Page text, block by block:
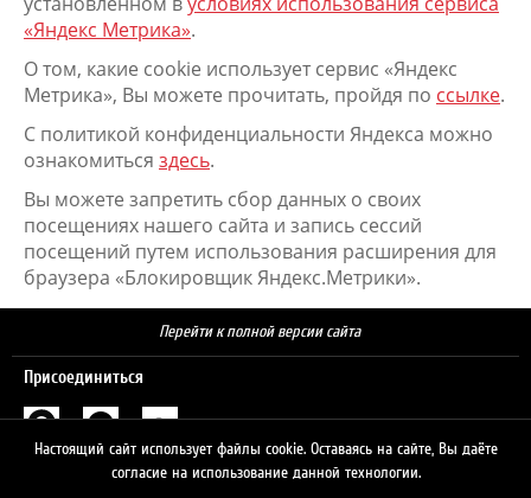
«Яндекс Метрика».
О том, какие cookie использует сервис «Яндекс
Метрика», Вы можете прочитать, пройдя по ссылке.
С политикой конфиденциальности Яндекса можно
ознакомиться здесь.
Вы можете запретить сбор данных о своих
посещениях нашего сайта и запись сессий
посещений путем использования расширения для
браузера «Блокировщик Яндекс.Метрики».
Перейти к полной версии сайта
Присоединиться
Настоящий сайт использует файлы cookie. Оставаясь на сайте, Вы даёте
согласие на использование данной технологии.